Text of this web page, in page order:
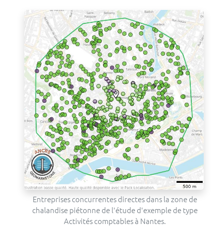
Entreprises concurrentes directes dans la zone de
chalandise piétonne de l'étude d'exemple de type
Activités comptables à Nantes.